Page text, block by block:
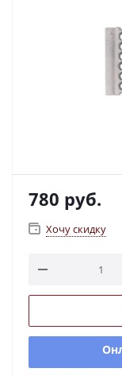
780 руб.
Хочу скидку